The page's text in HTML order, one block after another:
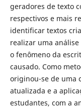
geradores de texto
respectivos e mais
identificar textos
realizar uma
o fenômeno da
causado. Como
originou-se de uma
atualizada e a
estudantes, com a